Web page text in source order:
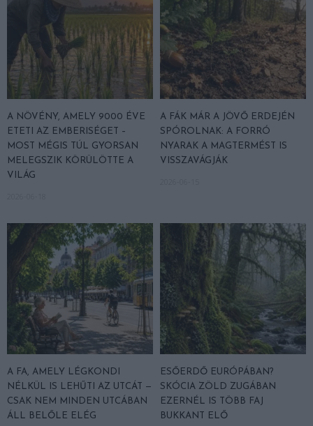
A NÖVÉNY, AMELY 9000 ÉVE
ETETI AZ EMBERISÉGET –
MOST MÉGIS TÚL GYORSAN
MELEGSZIK KÖRÜLÖTTE A
VILÁG
A FÁK MÁR A JÖVŐ ERDEJÉN
SPÓROLNAK: A FORRÓ
NYARAK A MAGTERMÉST IS
VISSZAVÁGJÁK
A FA, AMELY LÉGKONDI
NÉLKÜL IS LEHŰTI AZ UTCÁT —
CSAK NEM MINDEN UTCÁBAN
ÁLL BELŐLE ELÉG
ESŐERDŐ EURÓPÁBAN?
SKÓCIA ZÖLD ZUGÁBAN
EZERNÉL IS TÖBB FAJ
BUKKANT ELŐ